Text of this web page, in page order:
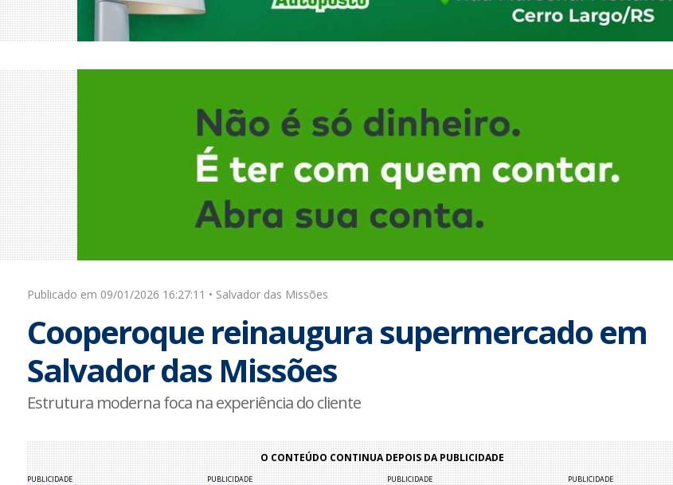
Publicado em 09/01/2026 16:27:11 • Salvador das Missões
Cooperoque reinaugura supermercado em
Salvador das Missões
Estrutura moderna foca na experiência do cliente
O CONTEÚDO CONTINUA DEPOIS DA PUBLICIDADE
PUBLICIDADE PUBLICIDADE PUBLICIDADE PUBLICIDADE